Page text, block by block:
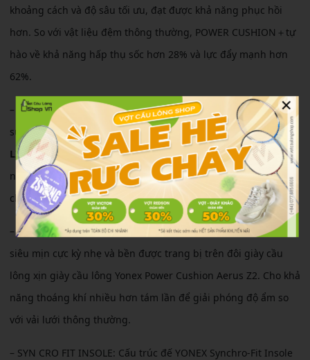
khoảng cách và độ sâu tối ưu, đạt được khả năng phục hồi
hơn. So với vật liệu đệm thông thường, POWER CUSHION＋tự
hào về khả năng hấp thụ sốc hơn 28% và lực đẩy mạnh hơn
62%.
– DURABLE SKIN LIGHT: Kết hợp tính linh hoạt giống như cao
su với độ cứng của nhựa cứng, với công nghệDURABLE SKIN
LIGHTdựa trên polyurethane cho phép bạn chơi một cách
nhẹ nhàng trên đôi chân của bạn trong khi vẫn giữ được sự
chắc chắn.
– DOUBLE RASCHEL MESH:
Double Raschel Mesh là một lưới
siêu mịn cực kỳ nhẹ và bền được trang bị trên đôi giày cầu
lông xịn giày cầu lông Yonex Power Cushion Aerus Z2. Cho khả
năng thoáng khí nhiều hơn tám lần để giải phóng độ ẩm so
với vải lưới thông thường.
– SYN CRO FIT INSOLE: Cấu trúc đế YONEX Synchro-Fit Insole
×